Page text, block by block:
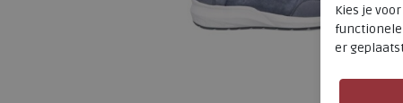
Kies je voor
functionele
er